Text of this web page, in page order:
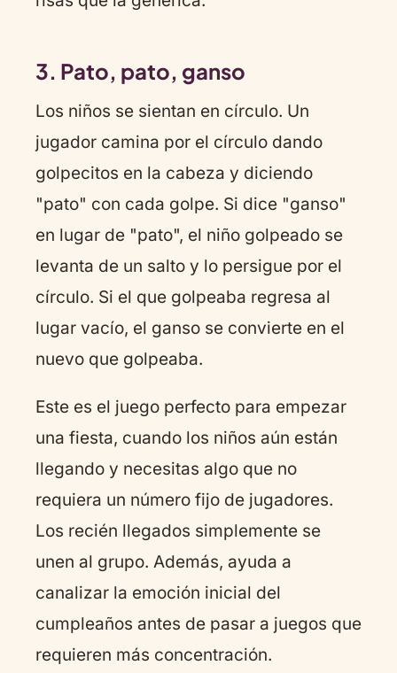
3. Pato, pato, ganso
Los niños se sientan en círculo. Un
jugador camina por el círculo dando
golpecitos en la cabeza y diciendo
"pato" con cada golpe. Si dice "ganso"
en lugar de "pato", el niño golpeado se
levanta de un salto y lo persigue por el
círculo. Si el que golpeaba regresa al
lugar vacío, el ganso se convierte en el
nuevo que golpeaba.
Este es el juego perfecto para empezar
una fiesta, cuando los niños aún están
llegando y necesitas algo que no
requiera un número fijo de jugadores.
Los recién llegados simplemente se
unen al grupo. Además, ayuda a
canalizar la emoción inicial del
cumpleaños antes de pasar a juegos que
requieren más concentración.